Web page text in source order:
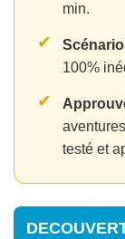
min.
✔
100%
✔
testé et